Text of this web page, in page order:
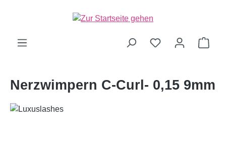
Nerzwimpern C-Curl- 0,15 9mm